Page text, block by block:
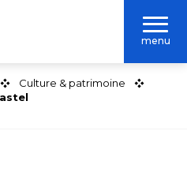
menu
Culture & patrimoine